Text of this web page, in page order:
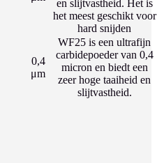
en slijtvastheid. Het is
het meest geschikt voor
hard snijden
0,4
μm
WF25 is een ultrafijn
carbidepoeder van 0,4
micron en biedt een
zeer hoge taaiheid en
slijtvastheid.